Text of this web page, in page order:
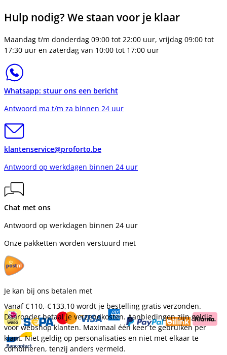
Hulp nodig? We staan voor je klaar
Maandag t/m donderdag 09:00 tot 22:00 uur, vrijdag 09:00 tot
17:30 uur en zaterdag van 10:00 tot 17:00 uur
Whatsapp: stuur ons een bericht
Antwoord ma t/m za binnen 24 uur
klantenservice@proforto.be
Antwoord op werkdagen binnen 24 uur
Chat met ons
Antwoord op werkdagen binnen 24 uur
Onze pakketten worden verstuurd met
Je kan bij ons betalen met
Vanaf€ 110,-€ 133,10 wordt je bestelling gratis verzonden.
Daaronder betaal je verzendkosten. Aanbiedingen zijn geldig
voor webshop klanten. Maximaal één keer te gebruiken per
klant. Niet geldig op personalisaties en niet met elkaar te
combineren, tenzij anders vermeld.